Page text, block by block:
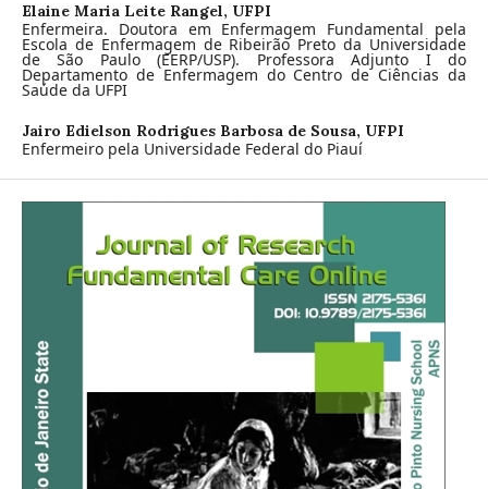
Elaine Maria Leite Rangel, UFPI
Enfermeira. Doutora em Enfermagem Fundamental pela
Escola de Enfermagem de Ribeirão Preto da Universidade
de São Paulo (EERP/USP). Professora Adjunto I do
Departamento de Enfermagem do Centro de Ciências da
Saúde da UFPI
Jairo Edielson Rodrigues Barbosa de Sousa, UFPI
Enfermeiro pela Universidade Federal do Piauí